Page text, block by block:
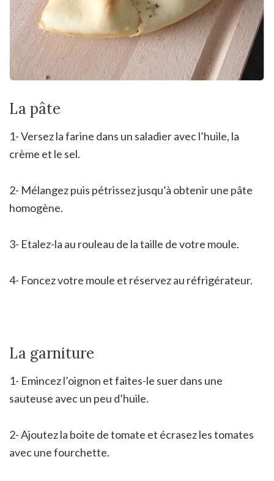
La pâte
1- Versez la farine dans un saladier avec l’huile, la
crème et le sel.
2- Mélangez puis pétrissez jusqu’à obtenir une pâte
homogène.
3- Etalez-la au rouleau de la taille de votre moule.
4- Foncez votre moule et réservez au réfrigérateur.
La garniture
1- Emincez l’oignon et faites-le suer dans une
sauteuse avec un peu d’huile.
2- Ajoutez la boite de tomate et écrasez les tomates
avec une fourchette.